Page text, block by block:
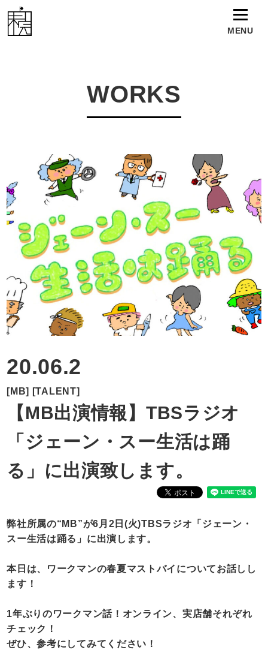
WORKS
NEWS
TALENT
ABOUT
RECRUIT
CONTACT
MENU
WORKS
20.06.2
[MB] [TALENT]
【MB出演情報】TBSラジオ
「ジェーン・スー生活は踊
る」に出演致します。
弊社所属の“MB”が6月2日(火)TBSラジオ「ジェーン・
スー生活は踊る」に出演します。
本日は、ワークマンの春夏マストバイについてお話しし
ます！
1年ぶりのワークマン話！オンライン、実店舗それぞれ
チェック！
ぜひ、参考にしてみてください！